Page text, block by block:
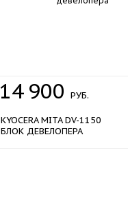
14 900 РУБ.
KYOCERA MITA DV-1150
БЛОК ДЕВЕЛОПЕРА